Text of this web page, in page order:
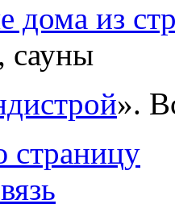
дома из
сауны
».
страницу